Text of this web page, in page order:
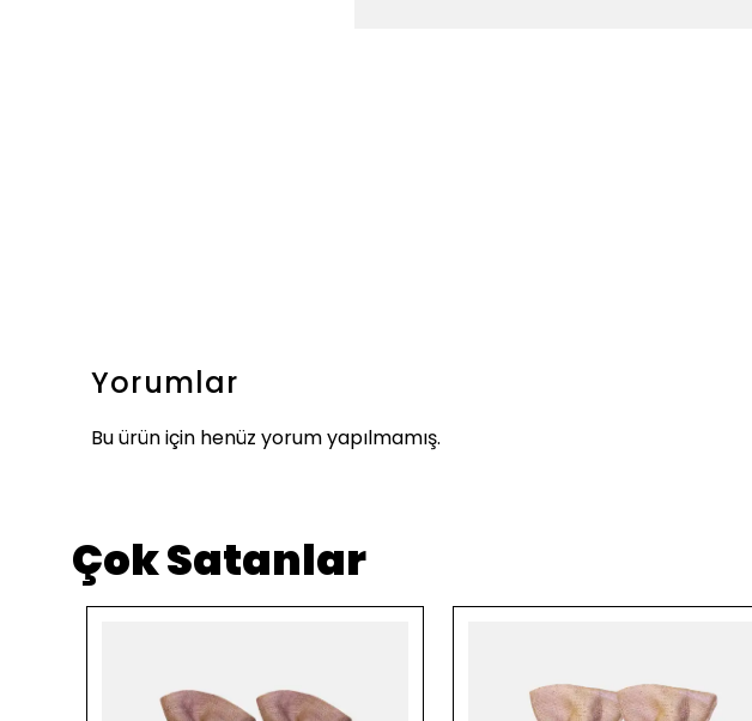
Yorumlar
Bu ürün için henüz yorum yapılmamış.
Çok Satanlar